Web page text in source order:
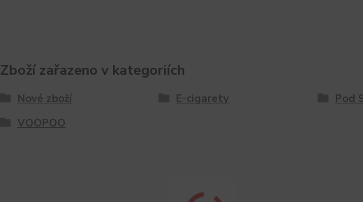
Zboží zařazeno v kategoriích
Nové zboží E-cigarety Pod
VOOPOO